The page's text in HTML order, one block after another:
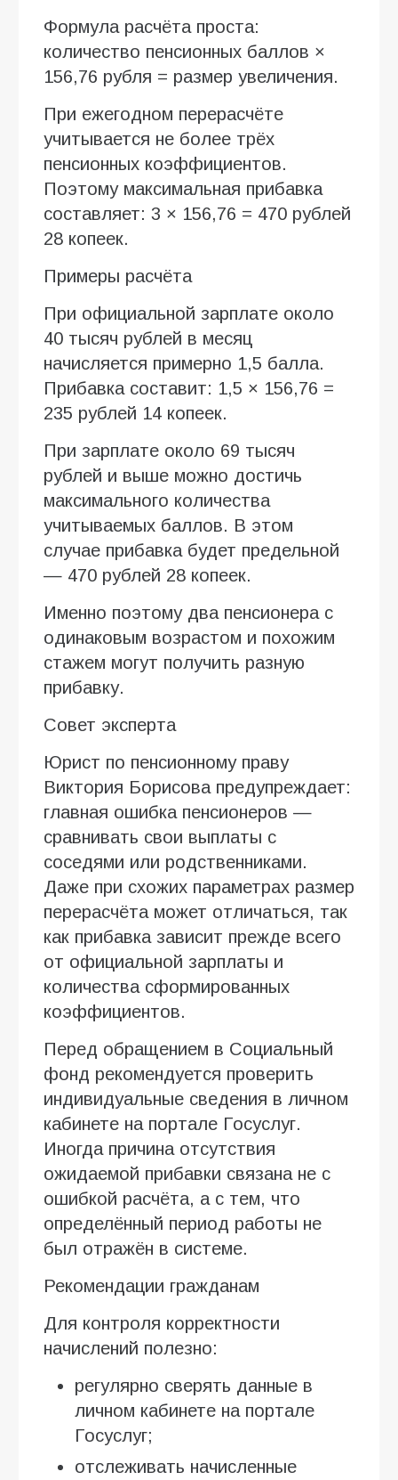
Формула расчёта проста:
количество пенсионных баллов ×
156,76 рубля = размер увеличения.
При ежегодном перерасчёте
учитывается не более трёх
пенсионных коэффициентов.
Поэтому максимальная прибавка
составляет: 3 × 156,76 = 470 рублей
28 копеек.
Примеры расчёта
При официальной зарплате около
40 тысяч рублей в месяц
начисляется примерно 1,5 балла.
Прибавка составит: 1,5 × 156,76 =
235 рублей 14 копеек.
При зарплате около 69 тысяч
рублей и выше можно достичь
максимального количества
учитываемых баллов. В этом
случае прибавка будет предельной
— 470 рублей 28 копеек.
Именно поэтому два пенсионера с
одинаковым возрастом и похожим
стажем могут получить разную
прибавку.
Совет эксперта
Юрист по пенсионному праву
Виктория Борисова предупреждает:
главная ошибка пенсионеров —
сравнивать свои выплаты с
соседями или родственниками.
Даже при схожих параметрах размер
перерасчёта может отличаться, так
как прибавка зависит прежде всего
от официальной зарплаты и
количества сформированных
коэффициентов.
Перед обращением в Социальный
фонд рекомендуется проверить
индивидуальные сведения в личном
кабинете на портале Госуслуг.
Иногда причина отсутствия
ожидаемой прибавки связана не с
ошибкой расчёта, а с тем, что
определённый период работы не
был отражён в системе.
Рекомендации гражданам
Для контроля корректности
начислений полезно:
регулярно сверять данные в
личном кабинете на портале
Госуслуг;
отслеживать начисленные